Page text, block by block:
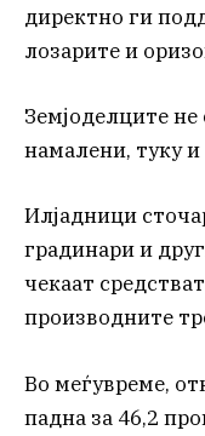
директно ги
лозарите и
Земјоделците не
намалени, туку
Илјадници
градинари и
чекаат
производните
Во меѓувреме,
падна за 46,2